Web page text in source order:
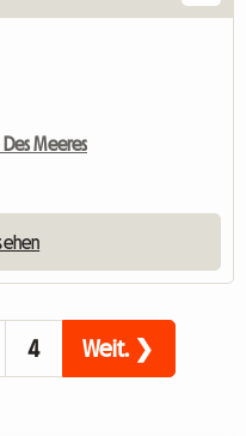
Des Meeres
4 Weit. ❯